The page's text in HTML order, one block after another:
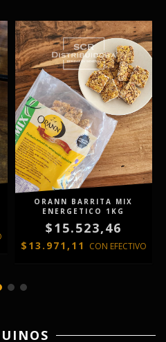
ORANN BARRITA MIX
ENERGETICO 1KG
$15.523,46
$13.971,11 CON EFECTIVO